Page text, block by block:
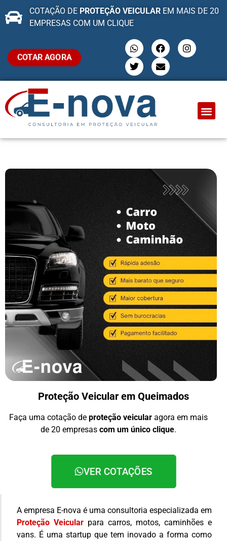
COTAÇÃO DE PROTEÇÃO VEICULAREM MAIS DE 20
EMPRESAS COM UM CLIQUE
COTAR AGORA
Proteção Veicular em Queimados
Faça uma cotação de proteção veicular agora em mais
de 20 empresas com um único clique.
VER COTAÇÕES
A empresa E-nova é uma consultoria especializada em
Proteção Veicular para carros, motos, caminhões e
vans. É uma startup que tem inovado a forma como